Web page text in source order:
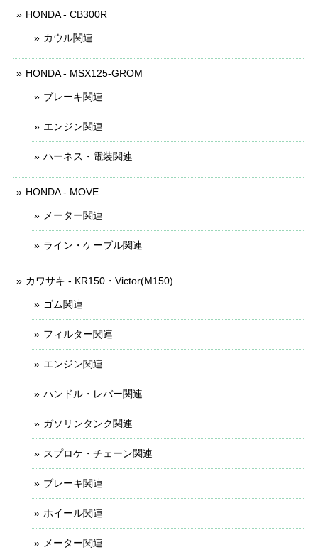
HONDA - CB300R
カウル関連
HONDA - MSX125-GROM
ブレーキ関連
エンジン関連
ハーネス・電装関連
HONDA - MOVE
メーター関連
ライン・ケーブル関連
カワサキ - KR150・Victor(M150)
ゴム関連
フィルター関連
エンジン関連
ハンドル・レバー関連
ガソリンタンク関連
スプロケ・チェーン関連
ブレーキ関連
ホイール関連
メーター関連